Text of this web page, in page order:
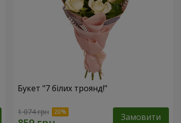
Букет "7 білих троянд!"
1 074 грн Замовити